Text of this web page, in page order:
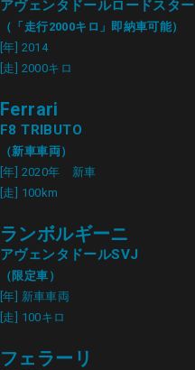
アヴェンタドールロードスター
（「走行2000キロ」即納車可能）
[年] 2014
[走] 2000キロ
Ferrari
F8 TRIBUTO
（新車車両）
[年] 2020年 新車
[走] 100km
ランボルギーニ
アヴェンタドールSVJ
（限定車）
[年] 新車車両
[走] 100キロ
フェラーリ